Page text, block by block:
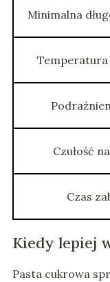
Minimalna
Czułość
Czas
Kiedy lepiej
Pasta cukrowa